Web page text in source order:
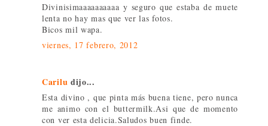
Divinisimaaaaaaaaaa y seguro que estaba de muete
lenta no hay mas que ver las fotos.
Bicos mil wapa.
viernes, 17 febrero, 2012
Carilu dijo...
Esta divino , que pinta más buena tiene, pero nunca
me animo con el buttermilk.Asi que de momento
con ver esta delicia.Saludos buen finde.